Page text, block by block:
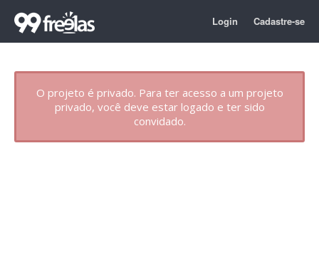
Login Cadastre-se
O projeto é privado. Para ter acesso a um projeto
privado, você deve estar logado e ter sido
convidado.